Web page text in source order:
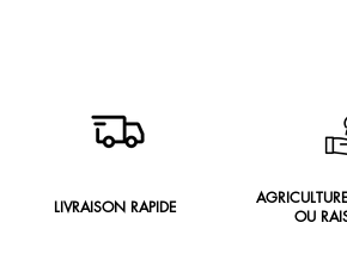
LIVRAISON RAPIDE
OU